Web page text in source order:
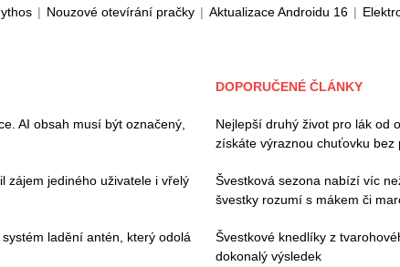
| Nouzové otevírání pračky | Aktualizace Androidu 16 |
AI obsah musí být označený,
zájem jediného uživatele i vřelý
ladění antén, který odolá
DOPORUČENÉ ČLÁNKY
Nejlepší druhý život pro lák od
získáte výraznou chuťovku bez
Švestková sezona nabízí víc
švestky rozumí s mákem či
Švestkové knedlíky z
dokonalý výsledek